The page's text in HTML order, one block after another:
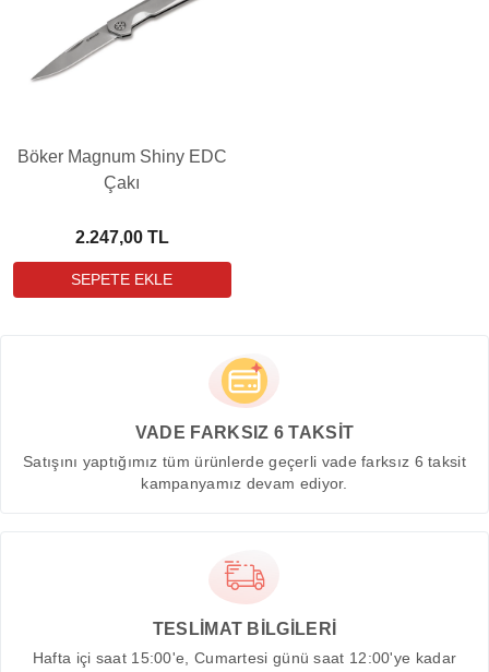
Böker Magnum Shiny EDC
Çakı
2.247,00 TL
VADE FARKSIZ 6 TAKSİT
Satışını yaptığımız tüm ürünlerde geçerli vade farksız 6 taksit
kampanyamız devam ediyor.
TESLİMAT BİLGİLERİ
Hafta içi saat 15:00'e, Cumartesi günü saat 12:00'ye kadar